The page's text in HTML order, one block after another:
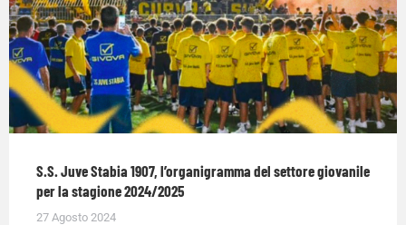
S.S. Juve Stabia 1907, l’organigramma del settore giovanile
per la stagione 2024/2025
27 Agosto 2024